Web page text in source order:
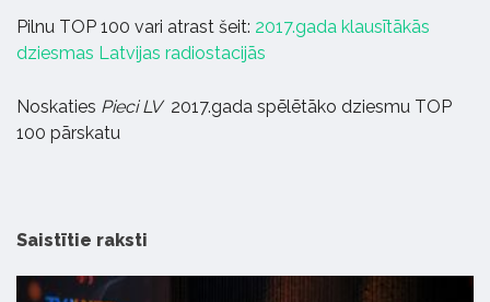
Pilnu TOP 100 vari atrast šeit: 2017.gada klausītākās
dziesmas Latvijas radiostacijās
Noskaties Pieci LV 2017.gada spēlētāko dziesmu TOP
100 pārskatu
Saistītie raksti